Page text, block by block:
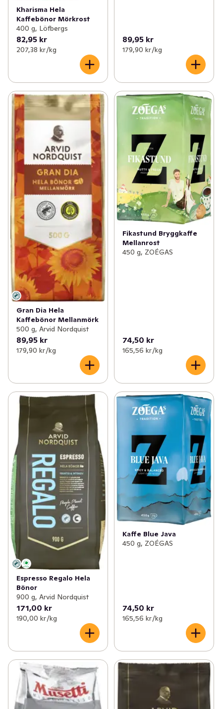
Kharisma Hela
Kaffebönor Mörkrost
400 g, Löfbergs
82,95 kr
207,38 kr /kg
89,95 kr
179,90 kr /kg
Gran Dia Hela
Kaffebönor Mellanmörk
500 g, Arvid Nordquist
89,95 kr
179,90 kr /kg
Fikastund Bryggkaffe
Mellanrost
450 g, ZOÉGAS
74,50 kr
165,56 kr /kg
Espresso Regalo Hela
Bönor
900 g, Arvid Nordquist
171,00 kr
190,00 kr /kg
Kaffe Blue Java
450 g, ZOÉGAS
74,50 kr
165,56 kr /kg